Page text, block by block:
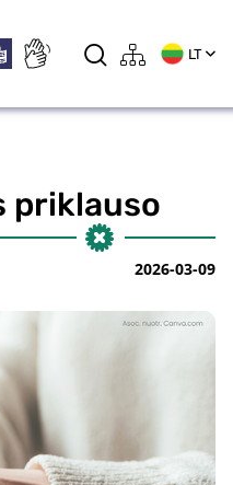
LT
priklauso
2026-03-09